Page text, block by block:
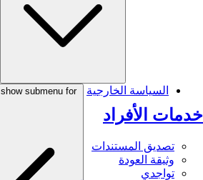
خدمات الأفراد
تصديق المستندات
وثيقة العودة
تواجدي
السياسة الخارجية show submenu for السياسة الخارجية